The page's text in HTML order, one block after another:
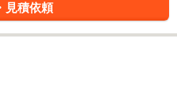
見積依頼